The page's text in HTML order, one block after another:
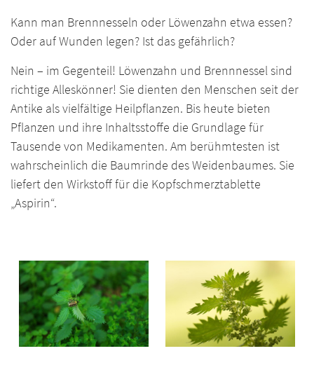
Kann man Brennnesseln oder Löwenzahn etwa essen?
Oder auf Wunden legen? Ist das gefährlich?
Nein – im Gegenteil! Löwenzahn und Brennnessel sind
richtige Alleskönner! Sie dienten den Menschen seit der
Antike als vielfältige Heilpflanzen. Bis heute bieten
Pflanzen und ihre Inhaltsstoffe die Grundlage für
Tausende von Medikamenten. Am berühmtesten ist
wahrscheinlich die Baumrinde des Weidenbaumes. Sie
liefert den Wirkstoff für die Kopfschmerztablette
„Aspirin“.